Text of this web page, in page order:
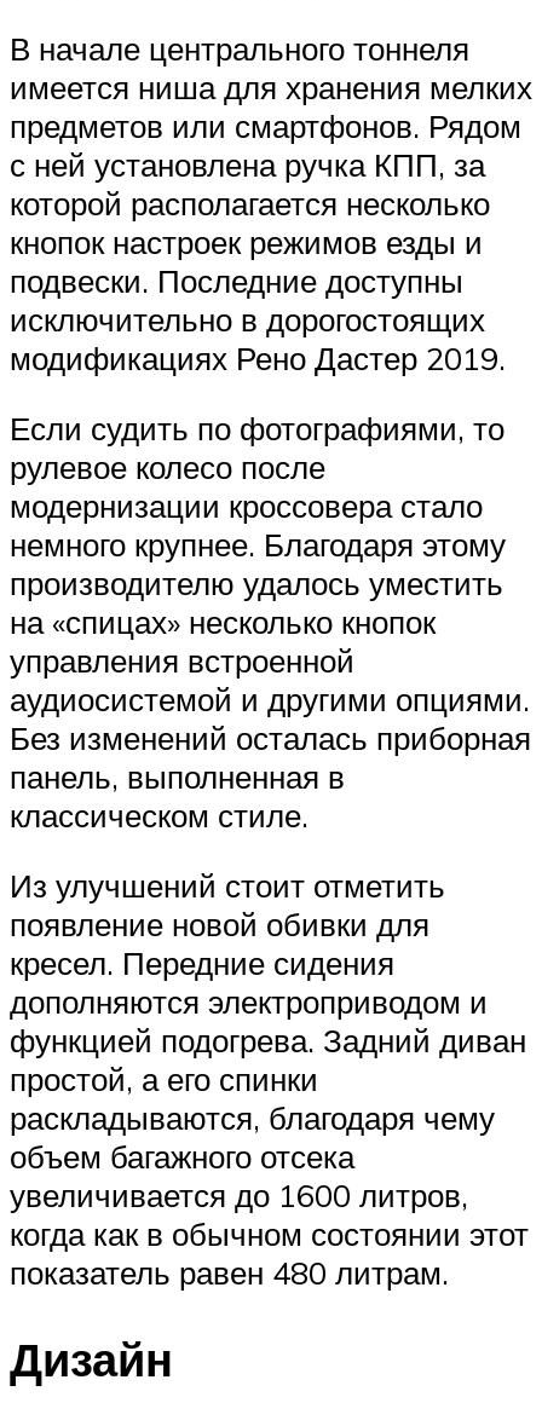
В начале центрального тоннеля
имеется ниша для хранения мелких
предметов или смартфонов. Рядом
с ней установлена ручка КПП, за
которой располагается несколько
кнопок настроек режимов езды и
подвески. Последние доступны
исключительно в дорогостоящих
модификациях Рено Дастер 2019.
Если судить по фотографиями, то
рулевое колесо после
модернизации кроссовера стало
немного крупнее. Благодаря этому
производителю удалось уместить
на «спицах» несколько кнопок
управления встроенной
аудиосистемой и другими опциями.
Без изменений осталась приборная
панель, выполненная в
классическом стиле.
Из улучшений стоит отметить
появление новой обивки для
кресел. Передние сидения
дополняются электроприводом и
функцией подогрева. Задний диван
простой, а его спинки
раскладываются, благодаря чему
объем багажного отсека
увеличивается до 1600 литров,
когда как в обычном состоянии этот
показатель равен 480 литрам.
Дизайн